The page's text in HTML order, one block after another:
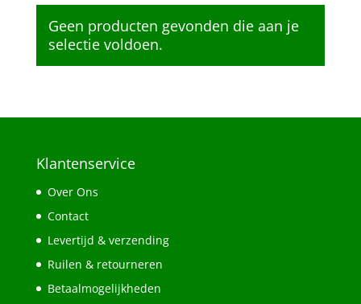
Geen producten gevonden die aan je
selectie voldoen.
Klantenservice
Over Ons
Contact
Levertijd & verzending
Ruilen & retourneren
Betaalmogelijkheden